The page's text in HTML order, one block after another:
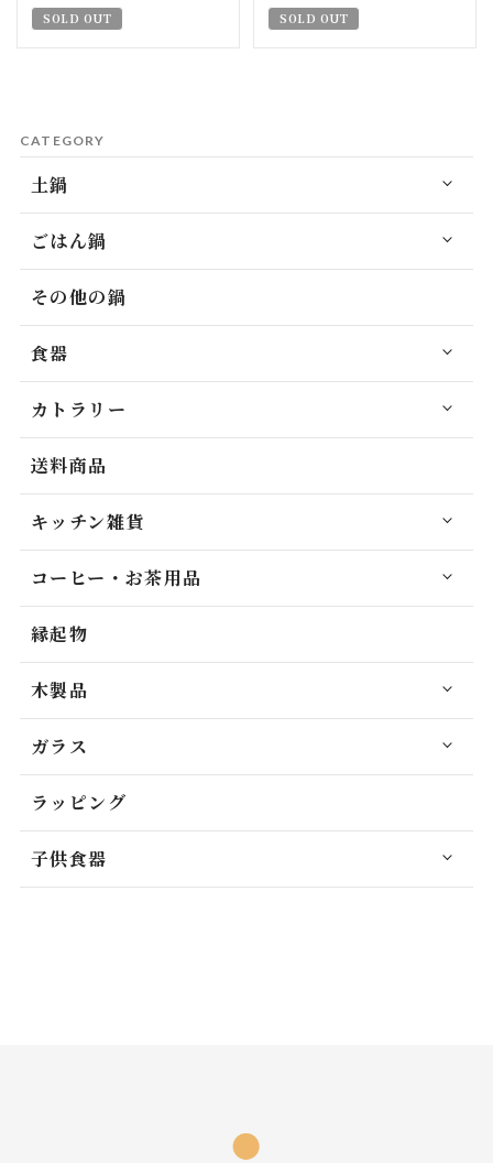
SOLD OUT SOLD OUT
CATEGORY
土鍋
ごはん鍋
その他の鍋
食器
カトラリー
送料商品
キッチン雑貨
コーヒー・お茶用品
縁起物
木製品
ガラス
ラッピング
子供食器